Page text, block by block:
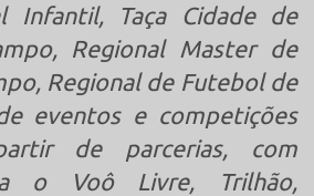
Infantil, Taça Cidade de
Regional Master de
Regional de Futebol de
eventos e competições
de parcerias, com
o Voô Livre, Trilhão,